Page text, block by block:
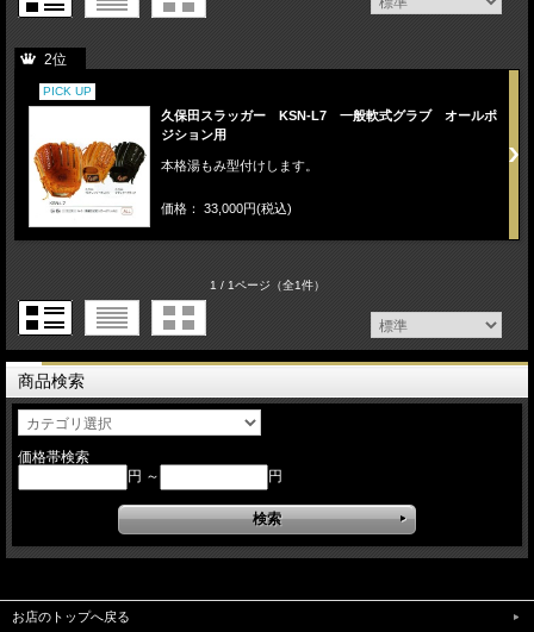
2位
PICK UP
久保田スラッガー KSN-L7 一般軟式グラブ オールポ
ジション用
本格湯もみ型付けします。
価格： 33,000円(税込)
1 / 1ページ（全1件）
商品検索
価格帯検索
円 ～
円
お店のトップへ戻る